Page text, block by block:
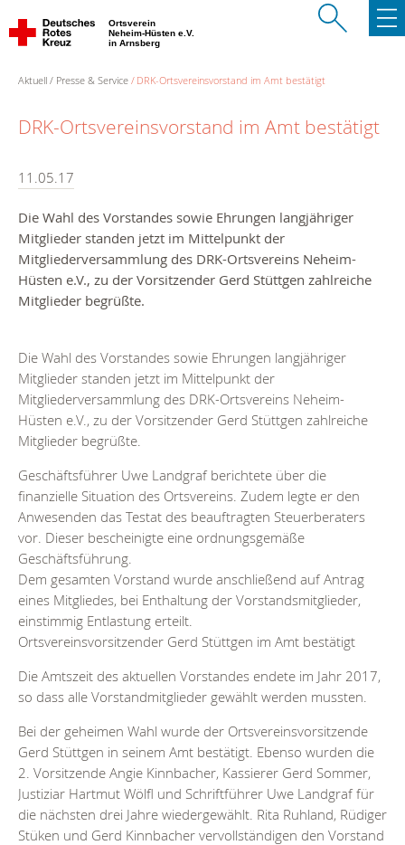
Ortsverein
Neheim-Hüsten e.V.
in Arnsberg
Aktuell Presse & Service DRK-Ortsvereinsvorstand im Amt bestätigt
DRK-Ortsvereinsvorstand im Amt bestätigt
11.05.17
Die Wahl des Vorstandes sowie Ehrungen langjähriger
Mitglieder standen jetzt im Mittelpunkt der
Mitgliederversammlung des DRK-Ortsvereins Neheim-
Hüsten e.V., zu der Vorsitzender Gerd Stüttgen zahlreiche
Mitglieder begrüßte.
Die Wahl des Vorstandes sowie Ehrungen langjähriger
Mitglieder standen jetzt im Mittelpunkt der
Mitgliederversammlung des DRK-Ortsvereins Neheim-
Hüsten e.V., zu der Vorsitzender Gerd Stüttgen zahlreiche
Mitglieder begrüßte.
Geschäftsführer Uwe Landgraf berichtete über die
finanzielle Situation des Ortsvereins. Zudem legte er den
Anwesenden das Testat des beauftragten Steuerberaters
vor. Dieser bescheinigte eine ordnungsgemäße
Geschäftsführung.
Dem gesamten Vorstand wurde anschließend auf Antrag
eines Mitgliedes, bei Enthaltung der Vorstandsmitglieder,
einstimmig Entlastung erteilt.
Ortsvereinsvorsitzender Gerd Stüttgen im Amt bestätigt
Die Amtszeit des aktuellen Vorstandes endete im Jahr 2017,
so dass alle Vorstandmitglieder gewählt werden mussten.
Bei der geheimen Wahl wurde der Ortsvereinsvorsitzende
Gerd Stüttgen in seinem Amt bestätigt. Ebenso wurden die
2. Vorsitzende Angie Kinnbacher, Kassierer Gerd Sommer,
Justiziar Hartmut Wölfl und Schriftführer Uwe Landgraf für
die nächsten drei Jahre wiedergewählt. Rita Ruhland, Rüdiger
Stüken und Gerd Kinnbacher vervollständigen den Vorstand